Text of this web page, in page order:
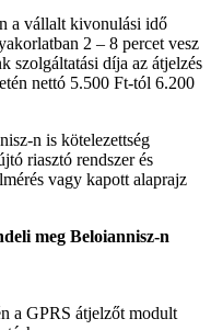
a vállalt kivonulási idő
2 – 8 percet vesz
szolgáltatási díja az átjelzés
nettó 5.500 Ft-tól 6.200
n is kötelezettség
riasztó rendszer és
vagy kapott alaprajz
meg Beloiannisz-n
a GPRS átjelzőt modult